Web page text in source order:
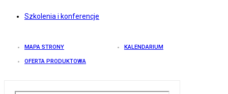
Szkolenia i konferencje
MAPA STRONY KALENDARIUM
OFERTA PRODUKTOWA